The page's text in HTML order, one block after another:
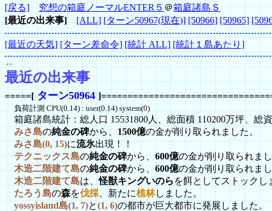
[戻る] 究想の箱庭ノーマルENTER５＠箱庭諸島Ｓ
[最近の出来事]
[ALL] [ターン50967(現在)] [50966] [50965]
[最近の天気] [ターン差命令] [統計 ALL] [統計１島あたり]
最近の出来事
=====[ターン50964
負荷計測 CPU(0.14) : user(0.14) system(0)
箱庭諸島統計：総人口 15531800人、総面積 110200万坪、総
みさ島の純金の碑から、 1500億の金が削り取られました。
みさ島(0, 15)に流氷出現！！
テクニックス島の純金の碑から、600億の金が削り取られま
木造二階建て島の純金の碑から、600億の金が削り取られま
木造二階建て島は、怪獣キングいのら を餌としてストックし
たろう島の森を伐採 、新たに植林しました。
yossyisland島(1, 7)と(1, 6)の都市が巨大都市に発展しました。